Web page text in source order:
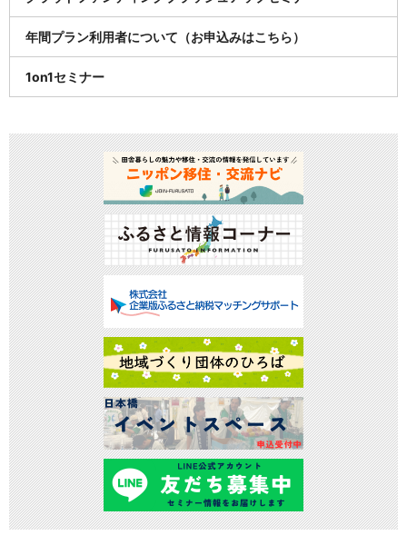
年間プラン利用者について（お申込みはこちら）
1on1セミナー